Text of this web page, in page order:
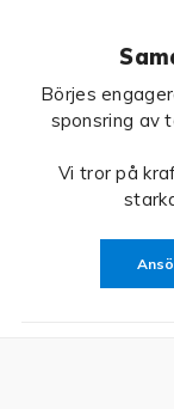
Börjes
sponsring av
Vi tror på